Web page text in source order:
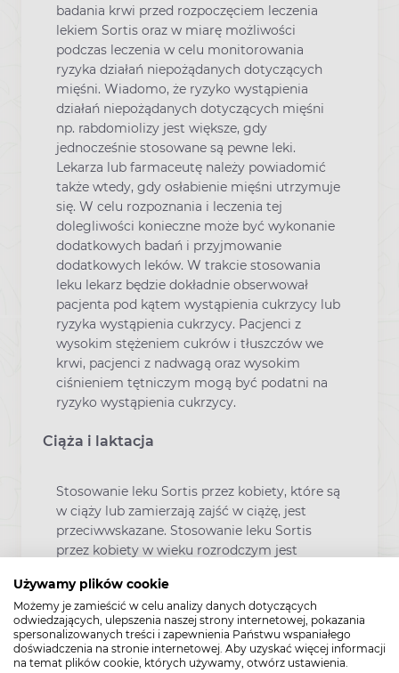
Używamy plików cookie
Możemy je zamieścić w celu analizy danych dotyczących
odwiedzających, ulepszenia naszej strony internetowej, pokazania
spersonalizowanych treści i zapewnienia Państwu wspaniałego
doświadczenia na stronie internetowej. Aby uzyskać więcej informacji
na temat plików cookie, których używamy, otwórz ustawienia.
badania krwi przed rozpoczęciem leczenia
lekiem Sortis oraz w miarę możliwości
podczas leczenia w celu monitorowania
ryzyka działań niepożądanych dotyczących
mięśni. Wiadomo, że ryzyko wystąpienia
działań niepożądanych dotyczących mięśni
np. rabdomiolizy jest większe, gdy
jednocześnie stosowane są pewne leki.
Lekarza lub farmaceutę należy powiadomić
także wtedy, gdy osłabienie mięśni utrzymuje
się. W celu rozpoznania i leczenia tej
dolegliwości konieczne może być wykonanie
dodatkowych badań i przyjmowanie
dodatkowych leków. W trakcie stosowania
leku lekarz będzie dokładnie obserwował
pacjenta pod kątem wystąpienia cukrzycy lub
ryzyka wystąpienia cukrzycy. Pacjenci z
wysokim stężeniem cukrów i tłuszczów we
krwi, pacjenci z nadwagą oraz wysokim
ciśnieniem tętniczym mogą być podatni na
ryzyko wystąpienia cukrzycy.
Ciąża i laktacja
Stosowanie leku Sortis przez kobiety, które są
w ciąży lub zamierzają zajść w ciążę, jest
przeciwwskazane. Stosowanie leku Sortis
przez kobiety w wieku rozrodczym jest
skutecznych metod zapobiegania ciąży.
Stosowanie leku Sortis podczas karmienia
piersią jest przeciwwskazane. Bezpieczeństwo
stosowania leku Sortis w czasie ciąży i w
okresie karmienia piersią nie zostało